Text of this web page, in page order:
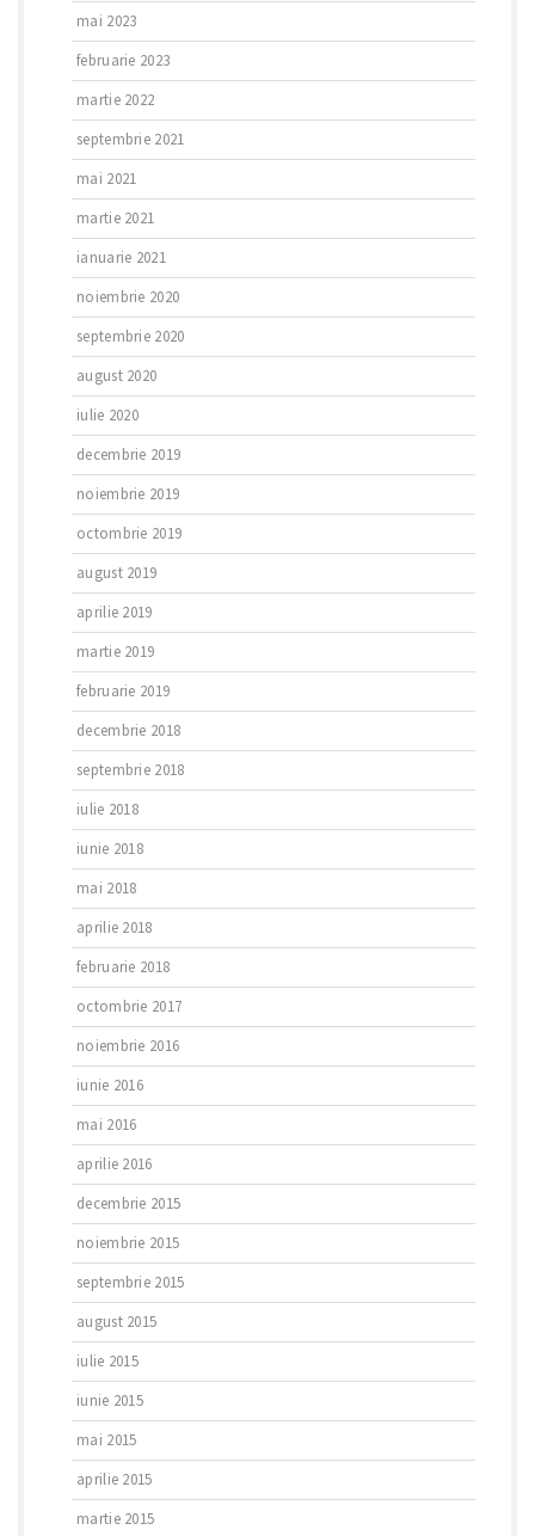
mai 2023
februarie 2023
martie 2022
septembrie 2021
mai 2021
martie 2021
ianuarie 2021
noiembrie 2020
septembrie 2020
august 2020
iulie 2020
decembrie 2019
noiembrie 2019
octombrie 2019
august 2019
aprilie 2019
martie 2019
februarie 2019
decembrie 2018
septembrie 2018
iulie 2018
iunie 2018
mai 2018
aprilie 2018
februarie 2018
octombrie 2017
noiembrie 2016
iunie 2016
mai 2016
aprilie 2016
decembrie 2015
noiembrie 2015
septembrie 2015
august 2015
iulie 2015
iunie 2015
mai 2015
aprilie 2015
martie 2015